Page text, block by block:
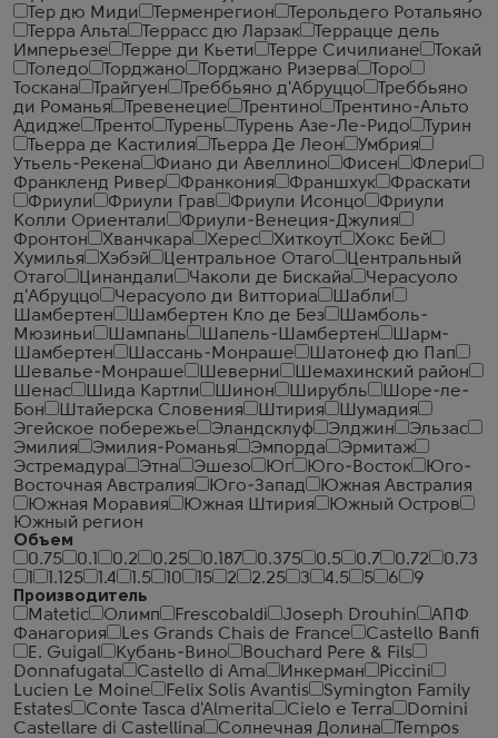
Тер дю Миди
Терменрегион
Терольдего Ротальяно
Терра Альта
Террасс дю Ларзак
Террацце дель
Имперьезе
Терре ди Кьети Терре Сичилиане
Токай
Толедо
Торджано Торджано Ризерва
Торо
Тоскана
Трайгуен Треббьяно д'Абруццо
Треббьяно
ди Романья
Тревенецие Трентино
Трентино-Альто
Адидже
Тренто Турень Турень Азе-Ле-Ридо
Турин
Тьерра де Кастилия
Тьерра Де Леон
Умбрия
Утьель-Рекена
Фиано ди Авеллино Фисен
Флери
Франкленд Ривер
Франкония Франшхук
Фраскати
Фриули
Фриули Грав Фриули Исонцо
Фриули
Колли Ориентали
Фриули-Венеция-Джулия
Фронтон
Хванчкара Херес Хиткоут
Хокс Бей
Хумилья
Хэбэй Центральное Отаго
Центральный
Отаго
Цинандали Чаколи де Бискайа
Черасуоло
д'Абруццо
Черасуоло ди Витториа
Шабли
Шамбертен
Шамбертен Кло де Без
Шамболь-
Мюзиньи
Шампань Шапель-Шамбертен
Шарм-
Шамбертен
Шассань-Монраше
Шатонеф дю Пап
Шевалье-Монраше
Шеверни
Шемахинский район
Шенас
Шида Картли Шинон Ширубль
Шоре-ле-
Бон
Штайерска Словения Штирия
Шумадия
Эгейское побережье
Эландсклуф Элджин
Эльзас
Эмилия
Эмилия-Романья Эмпорда
Эрмитаж
Эстремадура
Этна Эшезо Юг Юго-Восток
Юго-
Восточная Австралия
Юго-Запад
Южная Австралия
Южная Моравия
Южная Штирия
Южный Остров
Южный регион
Объем
0.75
0.1 0.2 0.25 0.187 0.375 0.5 0.7 0.72
0.73
1.125 1.4 1.5 10 15 2 2.25 3 4.5 5 6
9
Производитель
Matetic
Олимп Frescobaldi Joseph Drouhin
АПФ
Фанагория
Les Grands Chais de France
Castello Banfi
E. Guigal
Кубань-Вино
Bouchard Pere & Fils
Donnafugata
Castello di Ama Инкерман
Piccini
Lucien Le Moine
Felix Solis Avantis
Symington Family
Estates
Conte Tasca d'Almerita Cielo e Terra
Domini
Castellare di Castellina
Солнечная Долина
Tempos